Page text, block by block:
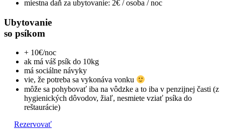
miestna daň za ubytovanie: 2€ / osoba / noc
Ubytovanie
so psíkom
+ 10€/noc
ak má váš psík do 10kg
má sociálne návyky
vie, že potreba sa vykonáva vonku
môže sa pohybovať iba na vôdzke a to iba v penzijnej časti (z
hygienických dôvodov, žiaľ, nesmiete vziať psíka do
reštaurácie)
Rezervovať